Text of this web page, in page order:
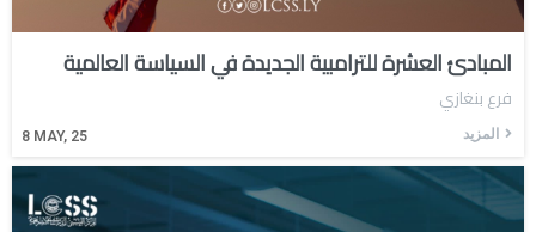
المبادئ العشرة للترامبية الجديدة في السياسة العالمية
8 MAY, 25
فرع بنغازي
المزيد